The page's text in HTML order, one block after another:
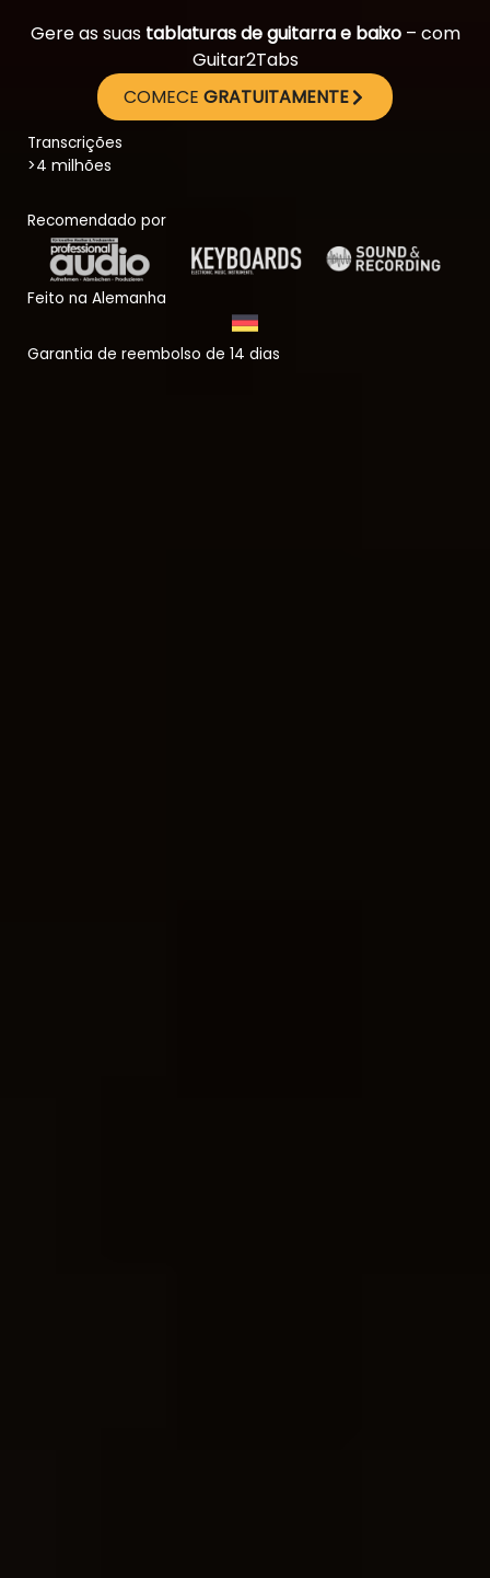
Gere as suas tablaturas de guitarra e baixo– com
Guitar2Tabs
COMECE GRATUITAMENTE
Transcrições
>4 milhões
Recomendado por
Feito na Alemanha
Garantia de reembolso de 14 dias